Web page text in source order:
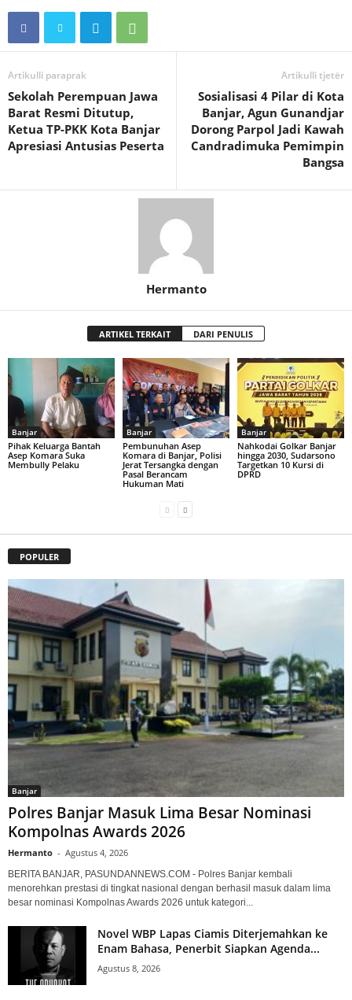
Artikulli paraprak
Sekolah Perempuan Jawa
Barat Resmi Ditutup,
Ketua TP-PKK Kota Banjar
Apresiasi Antusias Peserta
Artikulli tjetër
Sosialisasi 4 Pilar di Kota
Banjar, Agun Gunandjar
Dorong Parpol Jadi Kawah
Candradimuka Pemimpin
Bangsa
Hermanto
ARTIKEL TERKAIT DARI PENULIS
Banjar
Pihak Keluarga Bantah
Asep Komara Suka
Membully Pelaku
Banjar
Pembunuhan Asep
Komara di Banjar, Polisi
Jerat Tersangka dengan
Pasal Berancam
Hukuman Mati
Banjar
Nahkodai Golkar Banjar
hingga 2030, Sudarsono
Targetkan 10 Kursi di
DPRD
POPULER
Banjar
Polres Banjar Masuk Lima Besar Nominasi
Kompolnas Awards 2026
Hermanto - Agustus 4, 2026
BERITA BANJAR, PASUNDANNEWS.COM - Polres Banjar kembali
menorehkan prestasi di tingkat nasional dengan berhasil masuk dalam lima
besar nominasi Kompolnas Awards 2026 untuk kategori...
Novel WBP Lapas Ciamis Diterjemahkan ke
Enam Bahasa, Penerbit Siapkan Agenda...
Agustus 8, 2026